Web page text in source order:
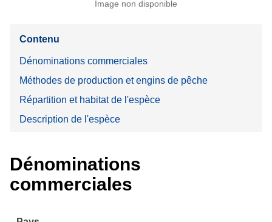
Image non disponible
Contenu
Dénominations commerciales
Méthodes de production et engins de pêche
Répartition et habitat de l'espèce
Description de l'espèce
Dénominations
commerciales